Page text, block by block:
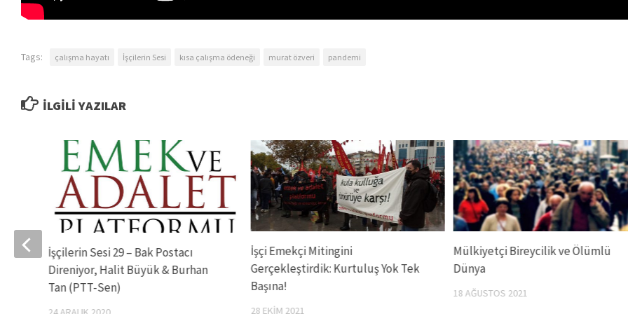
Tags: çalışma hayatı İşçilerin Sesi kısa çalışma ödeneği murat özveri pandemi
İLGILI YAZILAR
İşçi Emekçi Mitingini
Gerçekleştirdik: Kurtuluş Yok Tek
Başına!
28 EKIM 2021
Mülkiyetçi Bireycilik ve Ölümlü
Dünya
18 AĞUSTOS 2021
İşçilerin Sesi 29 – Bak Postacı
Direniyor, Halit Büyük & Burhan
Tan (PTT-Sen)